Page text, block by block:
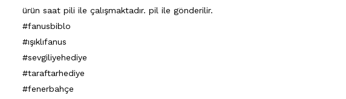
ürün saat pili ile çalışmaktadır. pil ile gönderilir.
#fanusbiblo
#ışıklıfanus
#sevgiliyehediye
#taraftarhediye
#fenerbahçe